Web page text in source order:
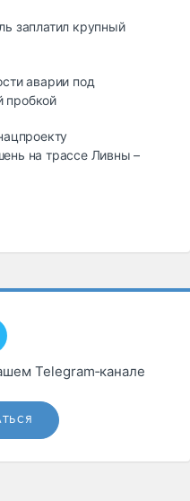
заплатил крупный
аварии под
пробкой
на трассе Ливны –
Telegram‑канале